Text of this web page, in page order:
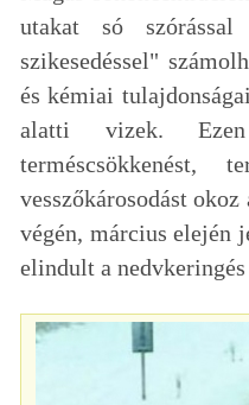
utakat só szórással
szikesedéssel"
és kémiai
alatti vizek. Ezen
terméscsökkenést,
vesszőkárosodást
végén, március elején
elindult a